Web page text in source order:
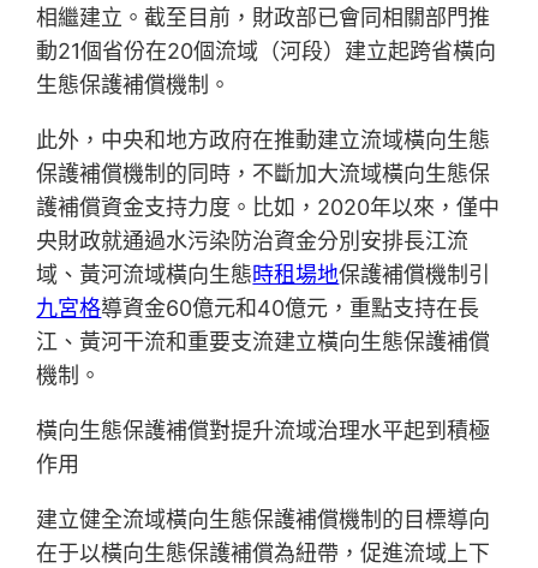
相繼建立。截至目前，財政部已會同相關部門推
動21個省份在20個流域（河段）建立起跨省橫向
生態保護補償機制。
此外，中央和地方政府在推動建立流域橫向生態
保護補償機制的同時，不斷加大流域橫向生態保
護補償資金支持力度。比如，2020年以來，僅中
央財政就通過水污染防治資金分別安排長江流
域、黃河流域橫向生態時租場地保護補償機制引
九宮格導資金60億元和40億元，重點支持在長
江、黃河干流和重要支流建立橫向生態保護補償
機制。
橫向生態保護補償對提升流域治理水平起到積極
作用
建立健全流域橫向生態保護補償機制的目標導向
在于以橫向生態保護補償為紐帶，促進流域上下